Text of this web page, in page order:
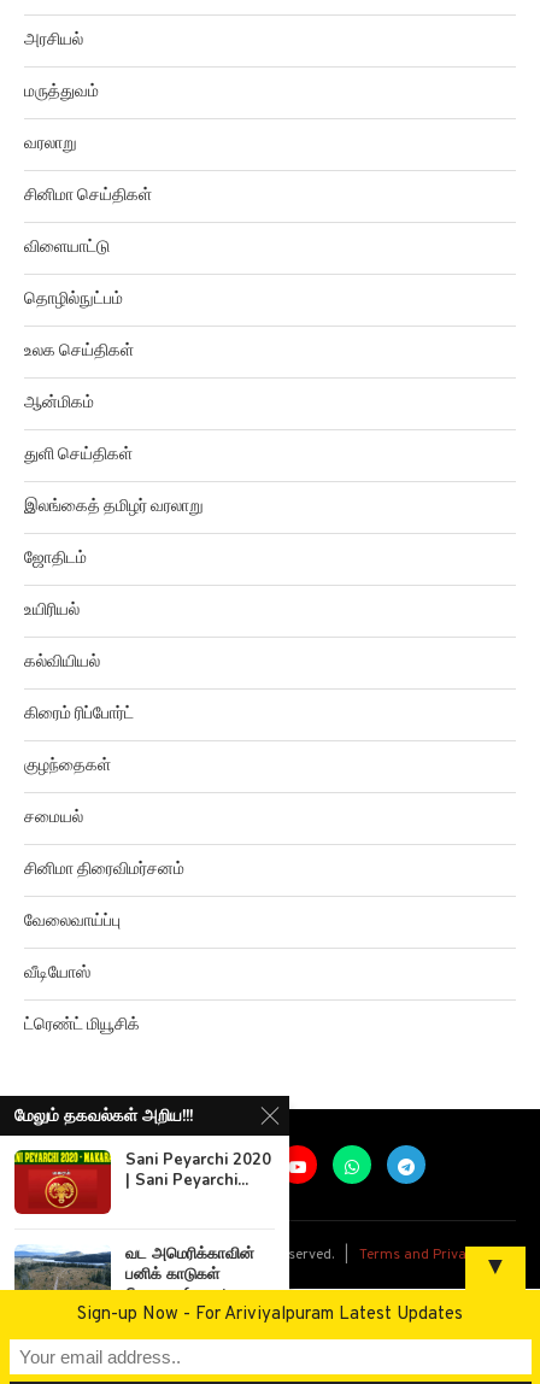
அரசியல்
மருத்துவம்
வரலாறு
சினிமா செய்திகள்
விளையாட்டு
தொழில்நுட்பம்
உலக செய்திகள்
ஆன்மிகம்
துளி செய்திகள்
இலங்கைத் தமிழர் வரலாறு
ஜோதிடம்
உயிரியல்
கல்வியியல்
கிரைம் ரிப்போர்ட்
குழந்தைகள்
சமையல்
சினிமா திரைவிமர்சனம்
வேலைவாய்ப்பு
வீடியோஸ்
ட்ரெண்ட் மியூசிக்
Ariviyalpuram. All rights reserved. |Terms and Privacy
மேலும் தகவல்கள் அறிய!!!
Sani Peyarchi 2020
| Sani Peyarchi...
வட அமெரிக்காவின்
பனிக் காடுகள்
Snowy forests...
ஐஏஎஸ் தேர்வில்
வென்ற நடிகர் சின்னி
▼
Sign-up Now - For Ariviyalpuram Latest Updates